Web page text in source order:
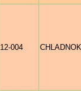
12-004